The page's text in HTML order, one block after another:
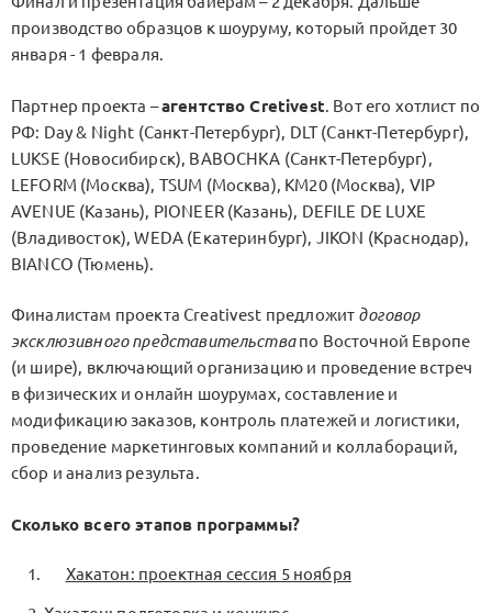
производство образцов к шоуруму, который пройдет 30
января - 1 февраля.
Партнер проекта –агентство Cretivest. Вот его хотлист по
РФ: Day & Night (Санкт-Петербург), DLT (Санкт-Петербург),
LUKSE (Новосибирск), BABOCHKA (Санкт-Петербург),
LEFORM (Москва), TSUM (Москва), KM20 (Москва), VIP
AVENUE (Казань), PIONEER (Казань), DEFILE DE LUXE
(Владивосток), WEDA (Екатеринбург), JIKON (Краснодар),
BIANCO (Тюмень).
Финалистам проекта Creativest предложит договор
эксклюзивного представительствапо Восточной Европе
(и шире), включающий организацию и проведение встреч
в физических и онлайн шоурумах, составление и
модификацию заказов, контроль платежей и логистики,
проведение маркетинговых компаний и коллабораций,
сбор и анализ результа.
Сколько всего этапов программы?
Хакатон: проектная сессия 5 ноября